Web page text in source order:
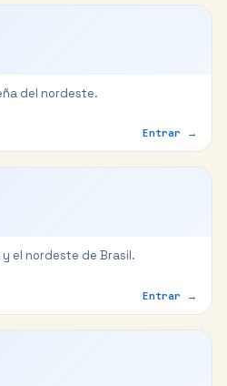
del nordeste.
Entrar →
el nordeste de Brasil.
Entrar →